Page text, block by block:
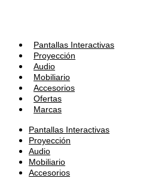
Pantallas Interactivas
Proyección
Audio
Mobiliario
Accesorios
Ofertas
Marcas
Pantallas Interactivas
Proyección
Audio
Mobiliario
Accesorios